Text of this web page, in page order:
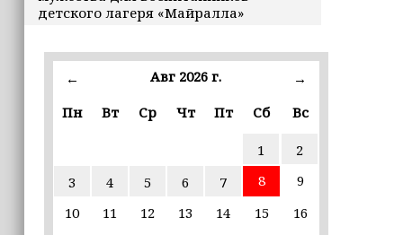
детского лагеря «Майралла»
16:30
Дмитрий Чернышенко: Внутренний
въездной — на 20,1%
Из бюджета Чечни дополнительно
выделено 505 млн рублей
пострадавшим от паводков
← Авг 2026 г.
→
Пн
Вт Ср Чт Пт Сб Вс
1
2
3
4 5 6 7 8
9
10
11 12 13 14 15
16